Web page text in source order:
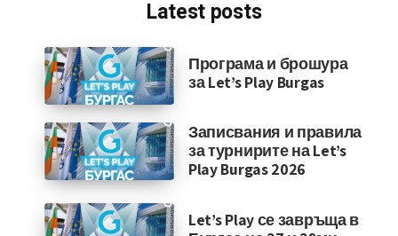
Latest posts
Програма и брошура
за Let’s Play Burgas
Записвания и правила
за турнирите на Let’s
Play Burgas 2026
Let’s Play се завръща в